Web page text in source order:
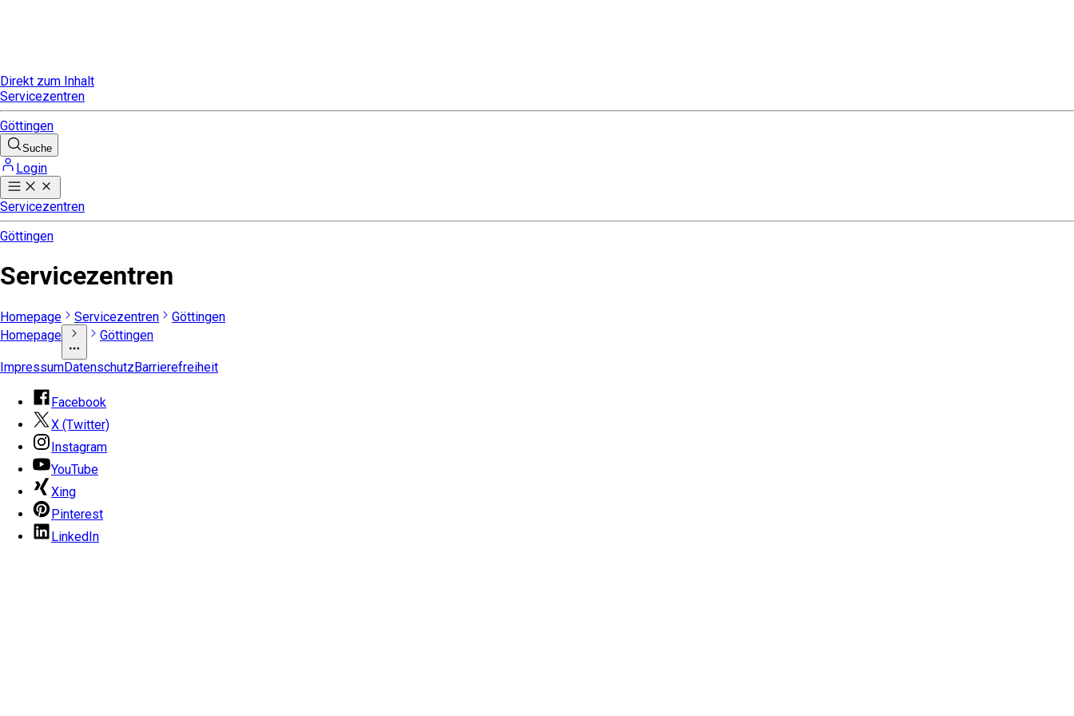
Direkt zum Inhalt
Servicezentren
Göttingen
Suche
Login
Servicezentren
Göttingen
Servicezentren
Homepage Servicezentren
Göttingen
Homepage
Göttingen
ImpressumDatenschutzBarrierefreiheit
Facebook
X (Twitter)
Instagram
YouTube
Xing
Pinterest
LinkedIn